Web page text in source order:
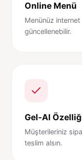
Online Menü
Menünüz
güncellenebilir.
Gel-Al
Müşterileriniz
teslim alsın.